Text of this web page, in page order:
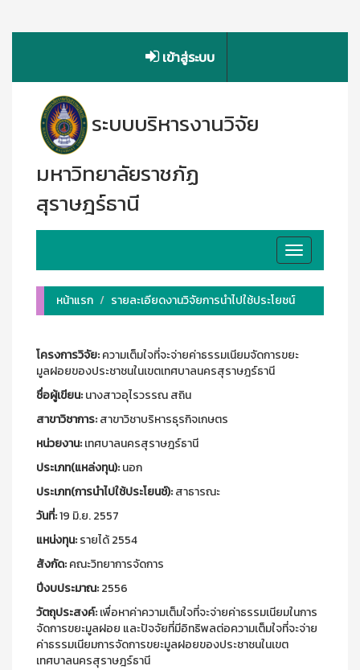
เข้าสู่ระบบ
ระบบบริหารงานวิจัย
มหาวิทยาลัยราชภัฏ
สุราษฎร์ธานี
Toggle
navigation
หน้าแรก
รายละเอียดงานวิจัยการนำไปใช้ประโยชน์
โครงการวิจัย:ความเต็มใจที่จะจ่ายค่าธรรมเนียมจัดการขยะ
มูลฝอยของประชาชนในเขตเทศบาลนครสุราษฎร์ธานี
ชื่อผู้เขียน:นางสาวอุไรวรรณ สถิน
สาขาวิชาการ:สาขาวิชาบริหารธุรกิจเกษตร
หน่วยงาน:เทศบาลนครสุราษฎร์ธานี
ประเภท(แหล่งทุน):นอก
ประเภท(การนำไปใช้ประโยนช์):สาธารณะ
วันที่:19 มิ.ย. 2557
แหน่งทุน:รายได้ 2554
สังกัด:คณะวิทยาการจัดการ
ปีงบประมาณ:2556
วัตถุประสงค์:เพื่อหาค่าความเต็มใจที่จะจ่ายค่าธรรมเนียมในการ
จัดการขยะมูลฝอย และปัจจัยที่มีอิทธิพลต่อความเต็มใจที่จะจ่าย
ค่าธรรมเนียมการจัดการขยะมูลฝอยของประชาชนในเขต
เทศบาลนครสุราษฎร์ธานี